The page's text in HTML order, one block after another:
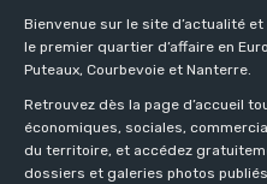
Bienvenue sur le site d’actualité
le premier quartier d’affaire en
Puteaux, Courbevoie et Nanterre.
Retrouvez dès la page d’accueil
économiques, sociales,
du territoire, et accédez
dossiers et galeries photos